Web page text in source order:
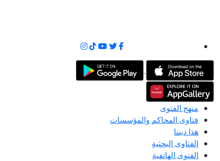
منهج الفتوى
فتاوى المحاكم والمؤسسات
هذا ديننا
الفتاوى البحثية
الفتوى الهاتفية